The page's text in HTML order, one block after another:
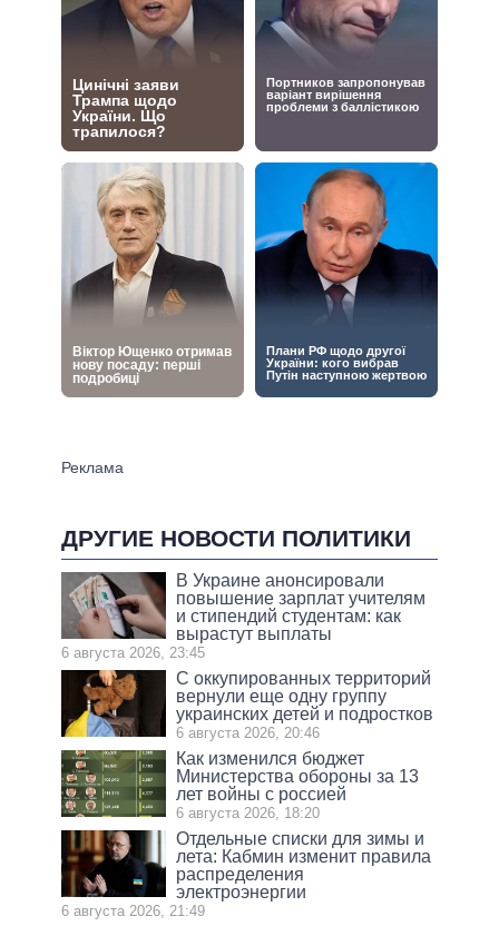
ДРУГИЕ НОВОСТИ ПОЛИТИКИ
В Украине анонсировали
повышение зарплат учителям
и стипендий студентам: как
вырастут выплаты
6 августа 2026, 23:45
С оккупированных территорий
вернули еще одну группу
украинских детей и подростков
6 августа 2026, 20:46
Как изменился бюджет
Министерства обороны за 13
лет войны с россией
6 августа 2026, 18:20
Отдельные списки для зимы и
лета: Кабмин изменит правила
распределения
электроэнергии
6 августа 2026, 21:49